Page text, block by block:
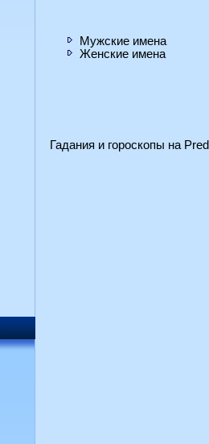
Мужские имена
Женские имена
Гадания и гороскопы на